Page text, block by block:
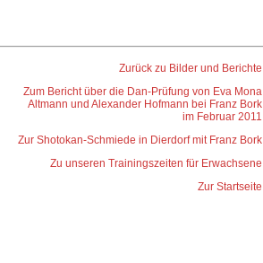
Zurück zu Bilder und Berichte
Zum Bericht über die Dan-Prüfung von Eva Mona
Altmann und Alexander Hofmann bei Franz Bork
im Februar 2011
Zur Shotokan-Schmiede in Dierdorf mit Franz Bork
Zu unseren Trainingszeiten für Erwachsene
Zur Startseite